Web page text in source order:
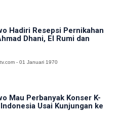
Hadiri Resepsi Pernikahan
Dhani, El Rumi dan
- 01 Januari 1970
Mau Perbanyak Konser K-
Usai Kunjungan ke